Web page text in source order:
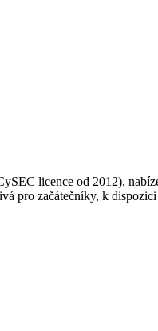
licence od 2012),
pro začátečníky, k